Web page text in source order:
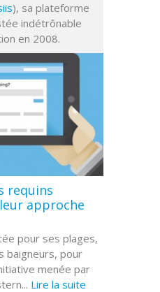
), sa plateforme
indétrônable
en 2008.
requins
approche
pour ses plages,
baigneurs, pour
menée par
Lire la suite